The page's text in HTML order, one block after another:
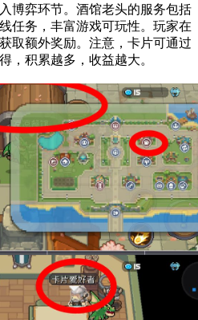
博弈环节。酒馆老头的服务包括
任务，丰富游戏可玩性。玩家在
取额外奖励。注意，卡片可通过
，积累越多，收益越大。